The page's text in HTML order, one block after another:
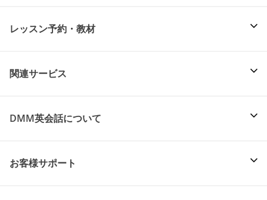
レッスン予約・教材
関連サービス
DMM英会話について
お客様サポート